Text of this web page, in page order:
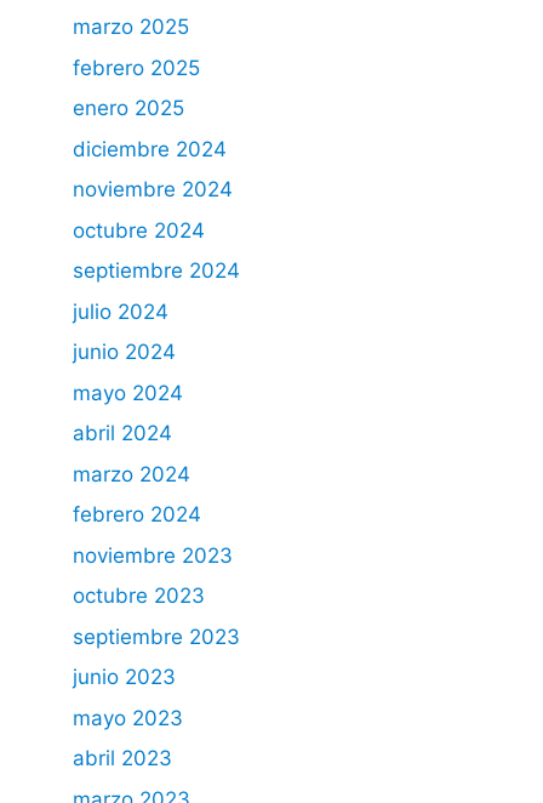
marzo 2025
febrero 2025
enero 2025
diciembre 2024
noviembre 2024
octubre 2024
septiembre 2024
julio 2024
junio 2024
mayo 2024
abril 2024
marzo 2024
febrero 2024
noviembre 2023
octubre 2023
septiembre 2023
junio 2023
mayo 2023
abril 2023